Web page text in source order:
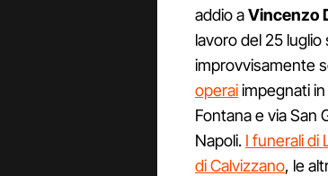
addio aVincenzo
lavoro del 25
improvvisamente
operaiimpegnati
Fontana e via San
Napoli. I funerali di
di Calvizzano, le